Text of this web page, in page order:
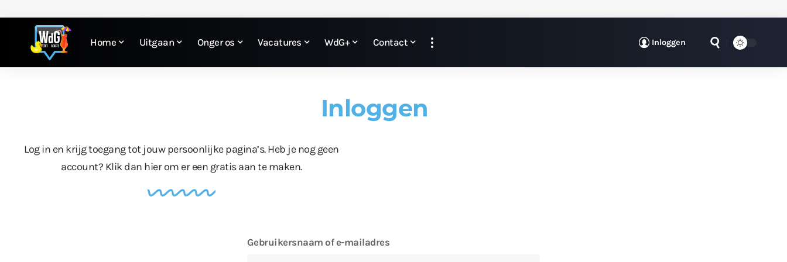
Home Uitgaan Onger os Vacatures WdG+ Contact Inloggen
Inloggen
Log in en krijg toegang tot jouw persoonlijke pagina’s. Heb je nog geen
account? Klik dan hierom er een gratis aan te maken.
Gebruikersnaam of e-mailadres